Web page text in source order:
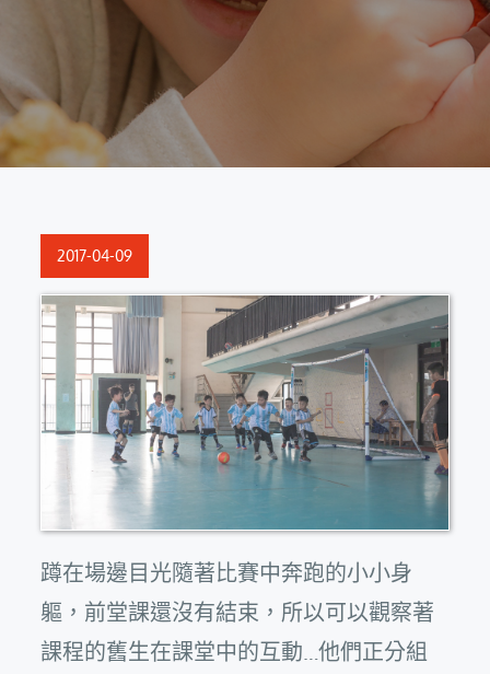
Posted
on
2017-04-09
蹲在場邊目光隨著比賽中奔跑的小小身
軀，前堂課還沒有結束，所以可以觀察著
課程的舊生在課堂中的互動…他們正分組